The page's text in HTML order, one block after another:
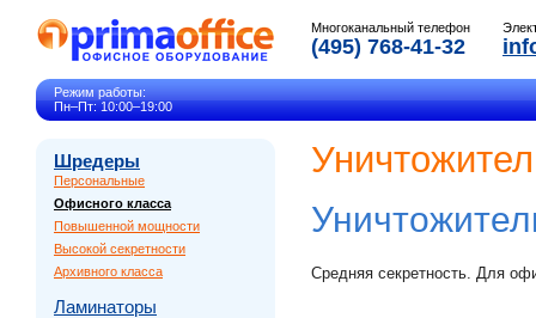
Многоканальный телефон
(495) 768-41-32
Режим работы:
Пн–Пт: 10:00–19:00
Шредеры
Персональные
Офисного класса
Повышенной мощности
Высокой секретности
Архивного класса
Ламинаторы
Средняя секретность. Для